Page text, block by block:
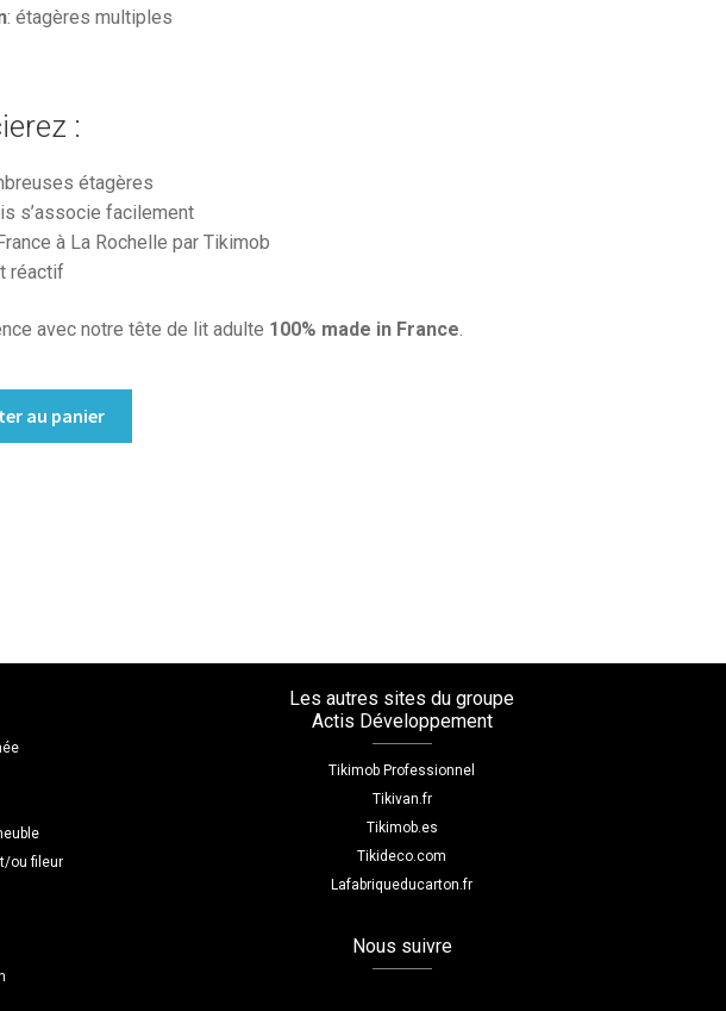
: étagères multiples
:
étagères
s’associe facilement
à La Rochelle par Tikimob
réactif
avec notre tête de lit adulte 100% made in France
au panier
ou fileur
Les autres sites du groupe
Actis Développement
Tikimob Professionnel
Tikivan.fr
Tikimob.es
Tikideco.com
Lafabriqueducarton.fr
Nous suivre